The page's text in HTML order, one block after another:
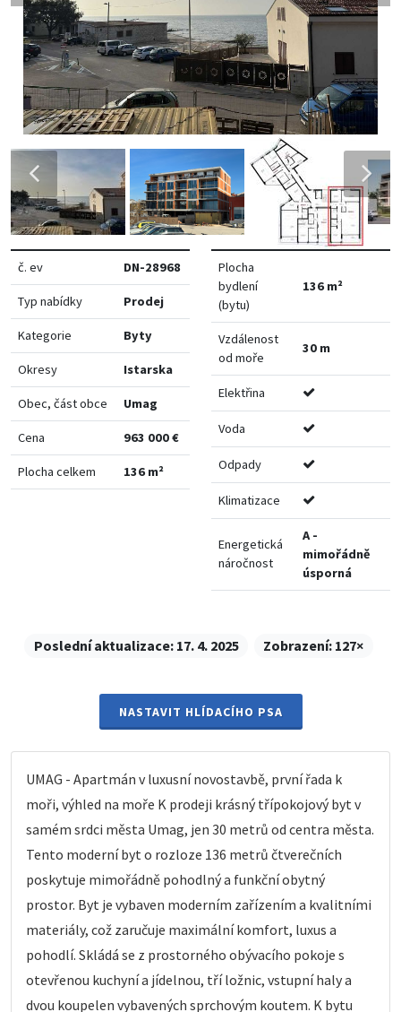
č. ev DN-28968
Typ nabídky Prodej
Kategorie Byty
Okresy Istarska
Obec, část obce Umag
Cena 963 000 €
Plocha celkem 136 m²
Plocha
bydlení
(bytu)
136 m²
Vzdálenost
od moře
30 m
Elektřina
Voda
Odpady
Klimatizace
Energetická
náročnost
A -
mimořádně
úsporná
Poslední aktualizace: 17. 4. 2025 Zobrazení: 127×
NASTAVIT HLÍDACÍHO PSA
UMAG - Apartmán v luxusní novostavbě, první řada k
moři, výhled na moře K prodeji krásný třípokojový byt v
samém srdci města Umag, jen 30 metrů od centra města.
Tento moderní byt o rozloze 136 metrů čtverečních
poskytuje mimořádně pohodlný a funkční obytný
prostor. Byt je vybaven moderním zařízením a kvalitními
materiály, což zaručuje maximální komfort, luxus a
pohodlí. Skládá se z prostorného obývacího pokoje s
otevřenou kuchyní a jídelnou, tří ložnic, vstupní haly a
dvou koupelen vybavených sprchovým koutem. K bytu